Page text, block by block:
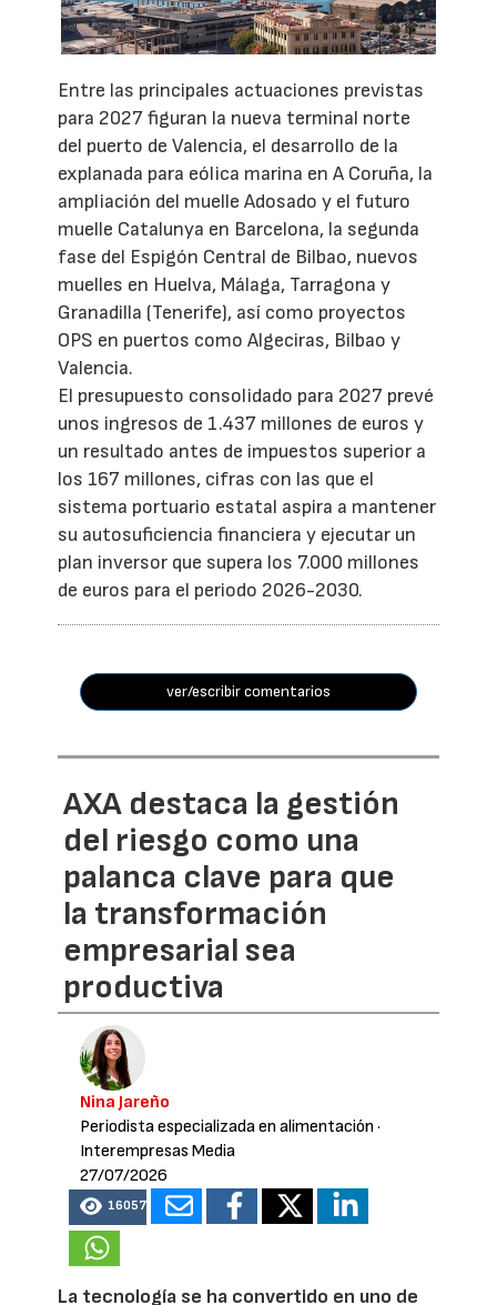
Entre las principales actuaciones previstas
para 2027 figuran la nueva terminal norte
del puerto de Valencia, el desarrollo de la
explanada para eólica marina en A Coruña, la
ampliación del muelle Adosado y el futuro
muelle Catalunya en Barcelona, la segunda
fase del Espigón Central de Bilbao, nuevos
muelles en Huelva, Málaga, Tarragona y
Granadilla (Tenerife), así como proyectos
OPS en puertos como Algeciras, Bilbao y
Valencia.
El presupuesto consolidado para 2027 prevé
unos ingresos de 1.437 millones de euros y
un resultado antes de impuestos superior a
los 167 millones, cifras con las que el
sistema portuario estatal aspira a mantener
su autosuficiencia financiera y ejecutar un
plan inversor que supera los 7.000 millones
de euros para el periodo 2026-2030.
ver/escribir comentarios
AXA destaca la gestión
del riesgo como una
palanca clave para que
la transformación
empresarial sea
productiva
Nina Jareño
Periodista especializada en alimentación ·
Interempresas Media
27/07/2026
16057
La tecnología se ha convertido en uno de